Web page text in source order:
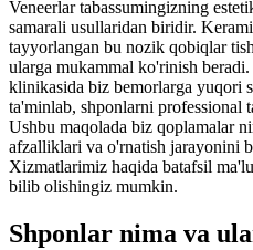
Veneerlar tabassumingizning
samarali usullaridan biridir.
tayyorlangan bu nozik qobiqlar
ularga mukammal ko'rinish
klinikasida biz bemorlarga yuqori
ta'minlab, shponlarni professional
Ushbu maqolada biz qoplamalar
afzalliklari va o'rnatish jarayonini
Xizmatlarimiz haqida batafsil
bilib olishingiz mumkin.
Shponlar nima va